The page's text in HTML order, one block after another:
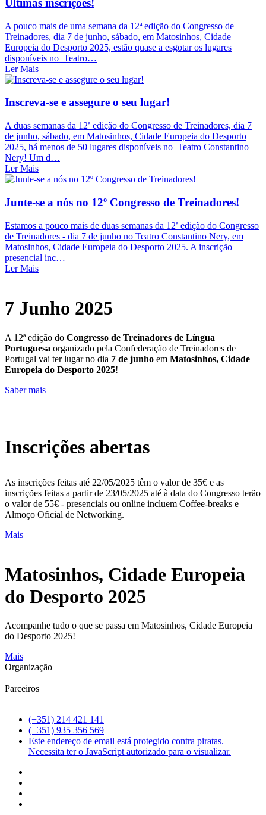
Últimas inscrições!
A pouco mais de uma semana da 12ª edição do Congresso de
Treinadores, dia 7 de junho, sábado, em Matosinhos, Cidade
Europeia do Desporto 2025, estão quase a esgotar os lugares
disponíveis no Teatro…
Ler Mais
Inscreva-se e assegure o seu lugar!
A duas semanas da 12ª edição do Congresso de Treinadores, dia 7
de junho, sábado, em Matosinhos, Cidade Europeia do Desporto
2025, há menos de 50 lugares disponíveis no Teatro Constantino
Nery! Um d…
Ler Mais
Junte-se a nós no 12º Congresso de Treinadores!
Estamos a pouco mais de duas semanas da 12ª edição do Congresso
de Treinadores - dia 7 de junho no Teatro Constantino Nery, em
Matosinhos, Cidade Europeia do Desporto 2025. A inscrição
presencial inc…
Ler Mais
7 Junho 2025
A 12ª edição do Congresso de Treinadores de Língua
Portuguesa organizado pela Confederação de Treinadores de
Portugal vai ter lugar no dia 7 de junho em Matosinhos, Cidade
Europeia do Desporto 2025!
Saber mais
Inscrições abertas
As inscrições feitas até 22/05/2025 têm o valor de 35€ e as
inscrições feitas a partir de 23/05/2025 até à data do Congresso terão
o valor de 55€ - presenciais ou online incluem Coffee-breaks e
Almoço Oficial de Networking.
Mais
Matosinhos, Cidade Europeia
do Desporto 2025
Acompanhe tudo o que se passa em Matosinhos, Cidade Europeia
do Desporto 2025!
Mais
Organização
Parceiros
(+351) 214 421 141
(+351) 935 356 569
Este endereço de email está protegido contra piratas.
Necessita ter o JavaScript autorizado para o visualizar.